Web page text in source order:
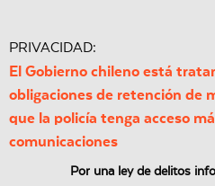
PRIVACIDAD:
El Gobierno chileno está
obligaciones de retención de
que la policía tenga acceso
comunicaciones
Por una ley de delitos